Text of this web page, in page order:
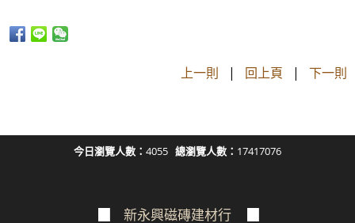
上一則 | 回上頁 | 下一則
今日瀏覽人數： 4055 總瀏覽人數： 17417076
新永興磁磚建材行